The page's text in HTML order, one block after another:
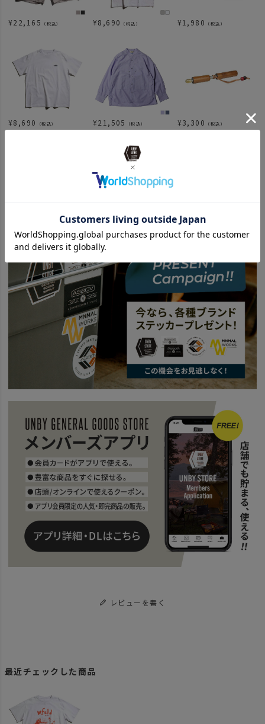
¥22,165 （税込） ¥8,690 （税込） ¥1,980 （税込）
¥8,690 （税込） ¥21,505 （税込） ¥3,300 （税込）
関連カテゴリ
トップス
ITEM アウトドア・キャンプ用品 アウトドアアパレル
BRAND wfeld
news AS2OV Wfeld PRESENTS UNBY NEW YEAR SESSION
UNBYで今年の春夏、買い始め。26
レビューを書く
最近チェックした商品